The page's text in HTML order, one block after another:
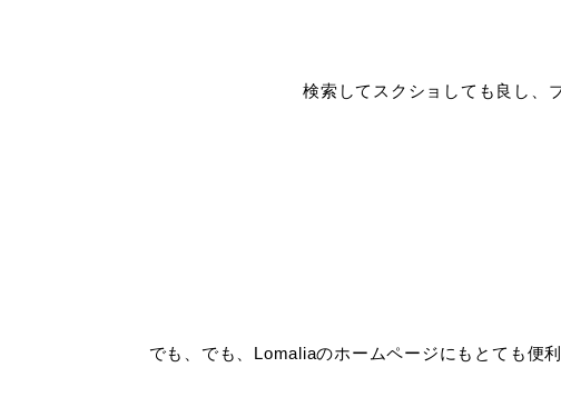
検索してスクショしても良し、
でも、でも、Lomaliaのホームページにもとても便